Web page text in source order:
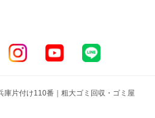
片付け110番｜粗大ゴミ回収・ゴミ屋